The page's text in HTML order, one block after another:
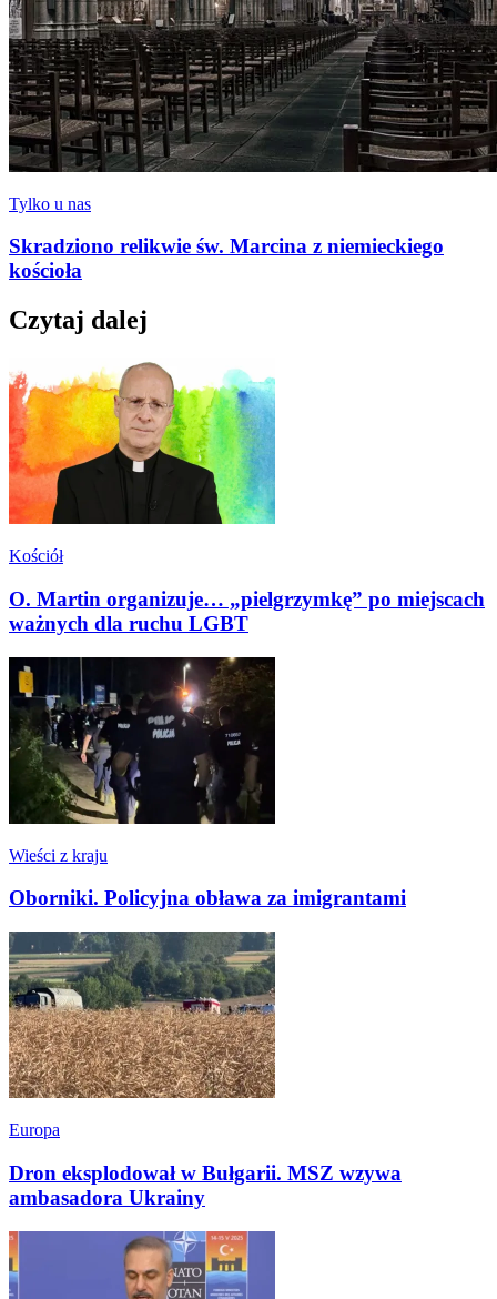
Tylko u nas
Skradziono relikwie św. Marcina z niemieckiego
kościoła
Czytaj dalej
Kościół
O. Martin organizuje… „pielgrzymkę” po miejscach
ważnych dla ruchu LGBT
Wieści z kraju
Oborniki. Policyjna obława za imigrantami
Europa
Dron eksplodował w Bułgarii. MSZ wzywa
ambasadora Ukrainy